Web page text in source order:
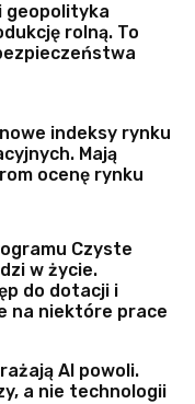
geopolityka
rolną. To
indeksy rynku
Mają
ocenę rynku
Czyste
w życie.
do dotacji i
na niektóre prace
AI powoli.
a nie technologii